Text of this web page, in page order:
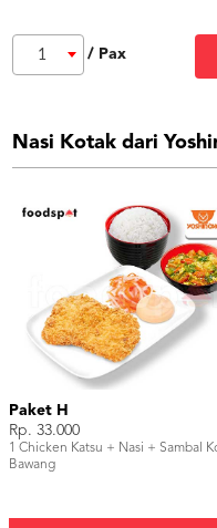
1 / Pax
Nasi Kotak dari
Paket H
Rp. 33.000
1 Chicken Katsu + Nasi + Sambal
Bawang